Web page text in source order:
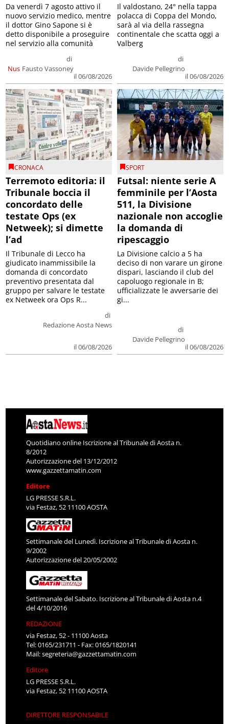
Nus
di
Fausto Vassoney
il 06/08/2026
Da venerdì 7 agosto attivo il
nuovo servizio medico, mentre
il dottor Gino Sapone si è
detto disponibile a proseguire
nel servizio alla comunità
di
Davide Pellegrino
il 06/08/2026
Il valdostano, 24° nella tappa
polacca di Coppa del Mondo,
sarà al via della rassegna
continentale che scatta oggi a
Valberg
CRONACA
Terremoto editoria: il
Tribunale boccia il
concordato delle
testate Ops (ex
Netweek); si dimette
l’ad
di
Redazione Aosta News
il 06/08/2026
Il Tribunale di Lecco ha
giudicato inammissibile la
domanda di concordato
preventivo presentata dal
gruppo per salvare le testate
ex Netweek ora Ops R...
SPORT
Futsal: niente serie A
femminile per l’Aosta
511, la Divisione
nazionale non accoglie
la domanda di
ripescaggio
di
Davide Pellegrino
il 06/08/2026
La Divisione calcio a 5 ha
deciso di non varare un girone
dispari, lasciando il club del
capoluogo regionale in B;
ufficializzate le avversarie dei
gi...
Quotidiano online Iscrizione al Tribunale di Aosta n.
8/2012
Autorizzazione del 13/12/2012
www.gazzettamatin.com
Editore
LG PRESSE S.R.L.
via Festaz, 52 11100 AOSTA
Settimanale del Lunedì. Iscrizione al Tribunale di Aosta n.
9/2002
Autorizzazione del 20/05/2002
Settimanale del Sabato. Iscrizione al Tribunale di Aosta n.4
del 4/10/2016
REDAZIONE
via Festaz, 52 - 11100 Aosta
Tel: 0165/231711 - Fax: 0165/1820141
Mail:segreteria@gazzettamatin.com
Editore
LG PRESSE S.R.L.
via Festaz, 52 11100 AOSTA
DIRETTORE RESPONSABILE